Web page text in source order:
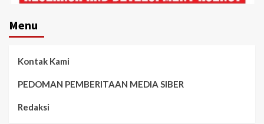
Menu
Kontak Kami
PEDOMAN PEMBERITAAN MEDIA SIBER
Redaksi